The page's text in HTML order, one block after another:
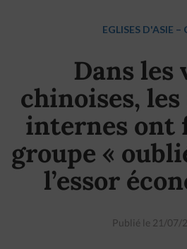
EGLISES D'ASIE –
Dans les
chinoises,
internes ont
groupe «
l’essor
Publié le 21/07/